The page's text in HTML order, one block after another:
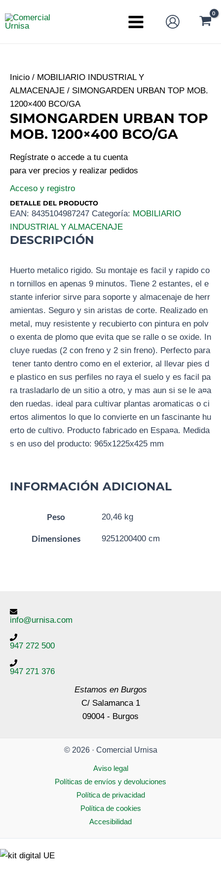
al
Main
Inicio / MOBILIARIO INDUSTRIAL Y
ALMACENAJE / SIMONGARDEN URBAN TOP MOB.
1200×400 BCO/GA
SIMONGARDEN URBAN TOP
MOB. 1200×400 BCO/GA
Regístrate o accede a tu cuenta
para ver precios y realizar pedidos
Acceso y registro
DETALLE DEL PRODUCTO
EAN: 8435104987247 Categoría: MOBILIARIO
INDUSTRIAL Y ALMACENAJE
DESCRIPCIÓN
Huerto metalico rigido. Su montaje es facil y rapido co
n tornillos en apenas 9 minutos. Tiene 2 estantes, el e
stante inferior sirve para soporte y almacenaje de herr
amientas. Seguro y sin aristas de corte. Realizado en
metal, muy resistente y recubierto con pintura en polv
o exenta de plomo que evita que se ralle o se oxide. In
cluye ruedas (2 con freno y 2 sin freno). Perfecto para
tener tanto dentro como en el exterior, al llevar pies d
e plastico en sus perfiles no raya el suelo y es facil pa
ra trasladarlo de un sitio a otro, y mas aun si se le a¤a
den ruedas. ideal para cultivar plantas aromaticas o ci
ertos alimentos lo que lo convierte en un fascinante hu
erto de cultivo. Producto fabricado en Espa¤a. Medida
s en uso del producto: 965x1225x425 mm
INFORMACIÓN ADICIONAL
Peso 20,46 kg
Dimensiones 9251200400 cm
info@urnisa.com
947 272 500
947 271 376
Estamos en Burgos
C/ Salamanca 1
09004 - Burgos
© 2026 · Comercial Urnisa
Aviso legal
Políticas de envíos y devoluciones
Política de privacidad
Política de cookies
Accesibilidad